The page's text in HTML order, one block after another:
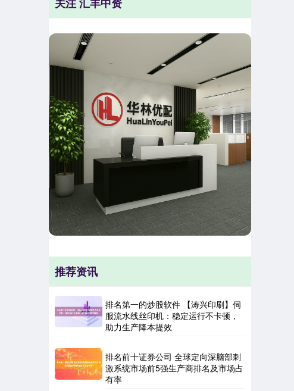
推荐资讯
排名第一的炒股软件 【涛兴印刷】伺
服流水线丝印机：稳定运行不卡顿，
助力生产降本提效
排名前十证券公司 全球定向深脑部刺
激系统市场前5强生产商排名及市场占
有率